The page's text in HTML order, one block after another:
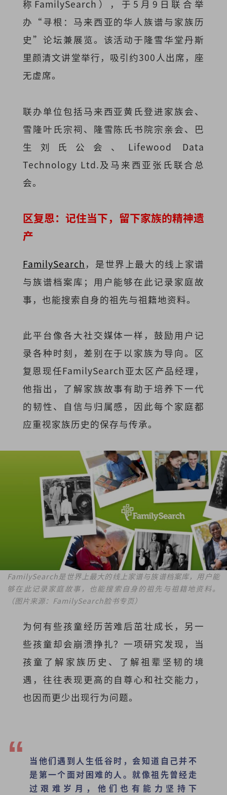
称FamilySearch），于5月9日联合举
办“寻根：马来西亚的华人族谱与家族历
史”论坛兼展览。该活动于隆雪华堂丹斯
里颜清文讲堂举行，吸引约300人出席，座
无虚席。
联办单位包括马来西亚黄氏登进家族会、
雪隆叶氏宗祠、隆雪陈氏书院宗亲会、巴
生刘氏公会、Lifewood Data
Technology Ltd.及马来西亚张氏联合总
会。
区复恩：记住当下，留下家族的精神遗
产
FamilySearch ，是世界上最大的线上家谱
与族谱档案库；用户能够在此记录家庭故
事，也能搜索自身的祖先与祖籍地资料。
此平台像各大社交媒体一样，鼓励用户记
录各种时刻，差别在于以家族为导向。区
复恩现任FamilySearch亚太区产品经理，
他指出，了解家族故事有助于培养下一代
的韧性、自信与归属感，因此每个家庭都
应重视家族历史的保存与传承。
FamilySearch是世界上最大的线上家谱与族谱档案库，用户能
够在此记录家庭故事，也能搜索自身的祖先与祖籍地资料。
（图片来源：FamilySearch脸书专页）
为何有些孩童经历苦难后茁壮成长，另一
些孩童却会崩溃挣扎？一项研究发现，当
孩童了解家族历史、了解祖辈坚韧的境
遇，往往表现更高的自尊心和社交能力，
也因而更少出现行为问题。
当他们遇到人生低谷时，会知道自己并不
是第一个面对困难的人。就像祖先曾经走
过艰难岁月，他们也有能力坚持下